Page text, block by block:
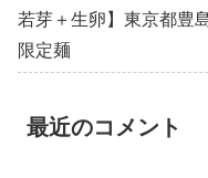
若芽＋生卵】東京都豊
限定麺
最近のコメント